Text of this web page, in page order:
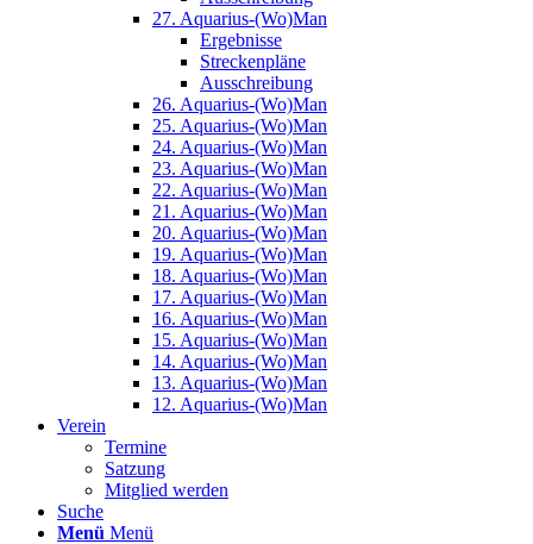
27. Aquarius-(Wo)Man
Ergebnisse
Streckenpläne
Ausschreibung
26. Aquarius-(Wo)Man
25. Aquarius-(Wo)Man
24. Aquarius-(Wo)Man
23. Aquarius-(Wo)Man
22. Aquarius-(Wo)Man
21. Aquarius-(Wo)Man
20. Aquarius-(Wo)Man
19. Aquarius-(Wo)Man
18. Aquarius-(Wo)Man
17. Aquarius-(Wo)Man
16. Aquarius-(Wo)Man
15. Aquarius-(Wo)Man
14. Aquarius-(Wo)Man
13. Aquarius-(Wo)Man
12. Aquarius-(Wo)Man
Verein
Termine
Satzung
Mitglied werden
Suche
Menü Menü